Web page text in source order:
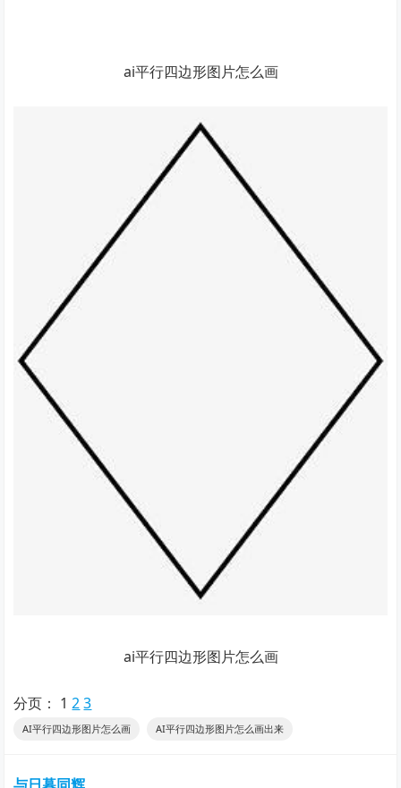
ai平行四边形图片怎么画
ai平行四边形图片怎么画
分页： 1 2 3
AI平行四边形图片怎么画 AI平行四边形图片怎么画出来
与日暮同辉